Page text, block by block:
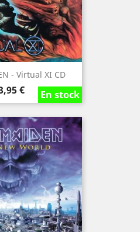
- Virtual XI CD
En stock
€ En stock
En stock